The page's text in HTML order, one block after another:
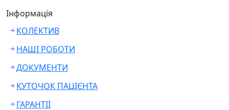
Інформація
КОЛЕКТИВ
НАШІ РОБОТИ
ДОКУМЕНТИ
КУТОЧОК ПАЦІЄНТА
ГАРАНТІЇ